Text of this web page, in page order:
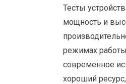
Тесты
мощность и
режимах
современное
хороший